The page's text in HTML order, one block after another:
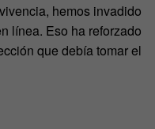
hemos invadido
línea. Eso ha reforzado
que debía tomar el